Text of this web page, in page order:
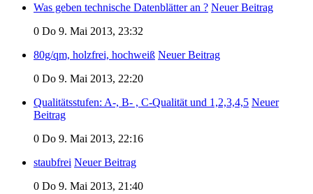
Was geben technische Datenblätter an ? Neuer Beitrag
0 Do 9. Mai 2013, 23:32
80g/qm, holzfrei, hochweiß Neuer Beitrag
0 Do 9. Mai 2013, 22:20
Qualitätsstufen: A-, B- , C-Qualität und 1,2,3,4,5 Neuer
Beitrag
0 Do 9. Mai 2013, 22:16
staubfrei Neuer Beitrag
0 Do 9. Mai 2013, 21:40